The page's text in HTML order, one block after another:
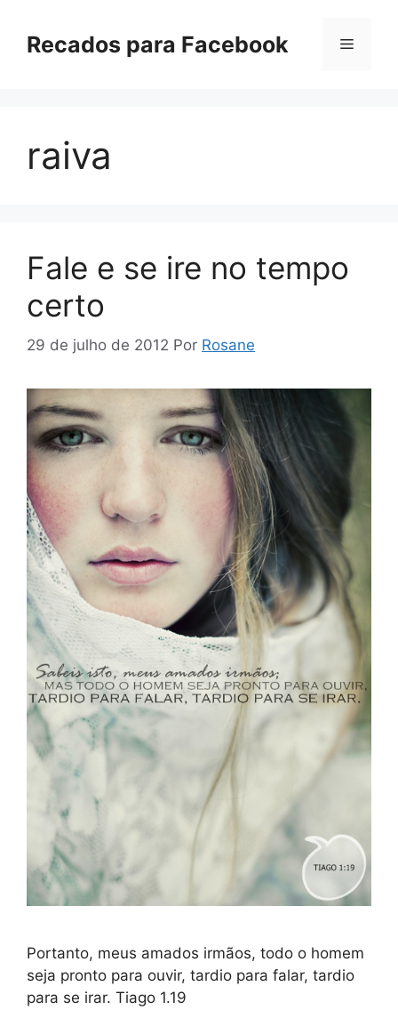
paraRecados para Facebook Menu
raiva
Fale e se ire no tempo
certo
29 de julho de 2012 Por Rosane
Portanto, meus amados irmãos, todo o homem
seja pronto para ouvir, tardio para falar, tardio
para se irar. Tiago 1.19